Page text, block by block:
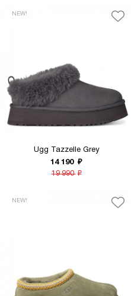
NEW!
Ugg Tazzelle Grey
14 190 ₽
19 990 ₽
NEW!